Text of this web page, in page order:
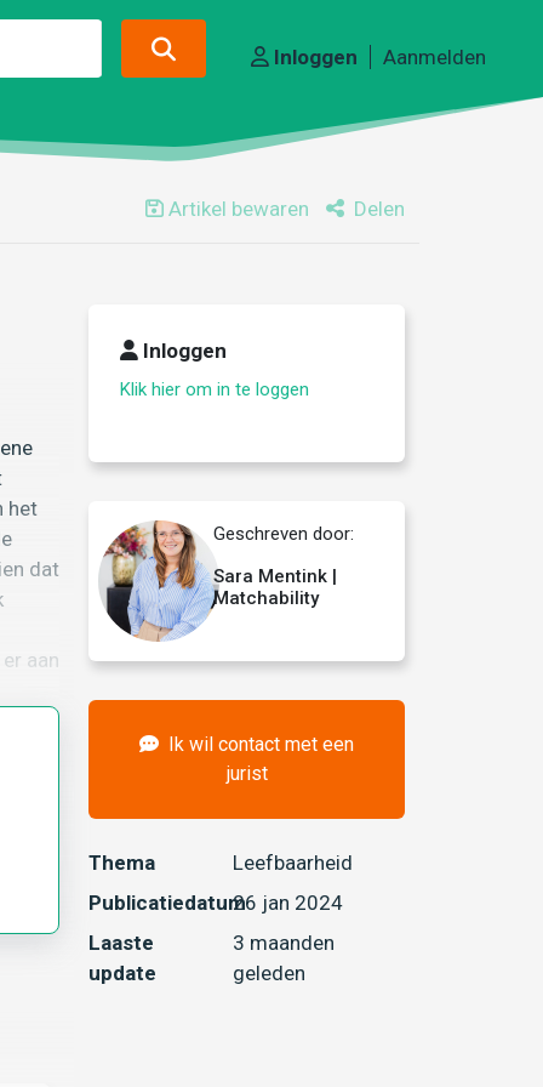
Inloggen Aanmelden
Artikel bewaren Delen
het
dat
aan
Inloggen
Klik hier om in te loggen
Geschreven door:
Sara Mentink |
Matchability
Ik wil contact met een
jurist
Thema
Leefbaarheid
Publicatiedatum26 jan 2024
Laaste
update
3 maanden
geleden